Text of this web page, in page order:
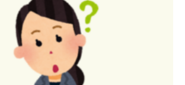
門の就転職支援サービス
の転職支援サービス
う